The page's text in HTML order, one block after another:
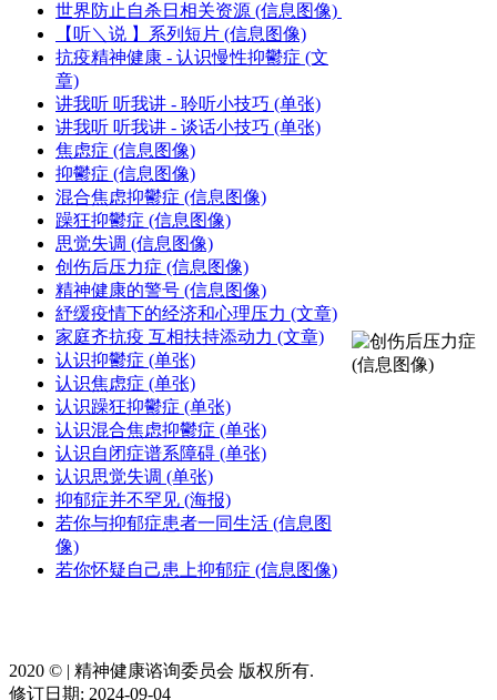
世界防止自杀日相关资源 (信息图像)
【听＼说 】系列短片 (信息图像)
抗疫精神健康 - 认识慢性抑鬱症 (文
章)
讲我听 听我讲 - 聆听小技巧 (单张)
讲我听 听我讲 - 谈话小技巧 (单张)
焦虑症 (信息图像)
抑鬱症 (信息图像)
混合焦虑抑鬱症 (信息图像)
躁狂抑鬱症 (信息图像)
思觉失调 (信息图像)
创伤后压力症 (信息图像)
精神健康的警号 (信息图像)
紓缓疫情下的经济和心理压力 (文章)
家庭齐抗疫 互相扶持添动力 (文章)
认识抑鬱症 (单张)
认识焦虑症 (单张)
认识躁狂抑鬱症 (单张)
认识混合焦虑抑鬱症 (单张)
认识自闭症谱系障碍 (单张)
认识思觉失调 (单张)
抑郁症并不罕见 (海报)
若你与抑郁症患者一同生活 (信息图
像)
若你怀疑自己患上抑郁症 (信息图像)
2020 ©️ | 精神健康谘询委员会 版权所有.
修订日期: 2024-09-04